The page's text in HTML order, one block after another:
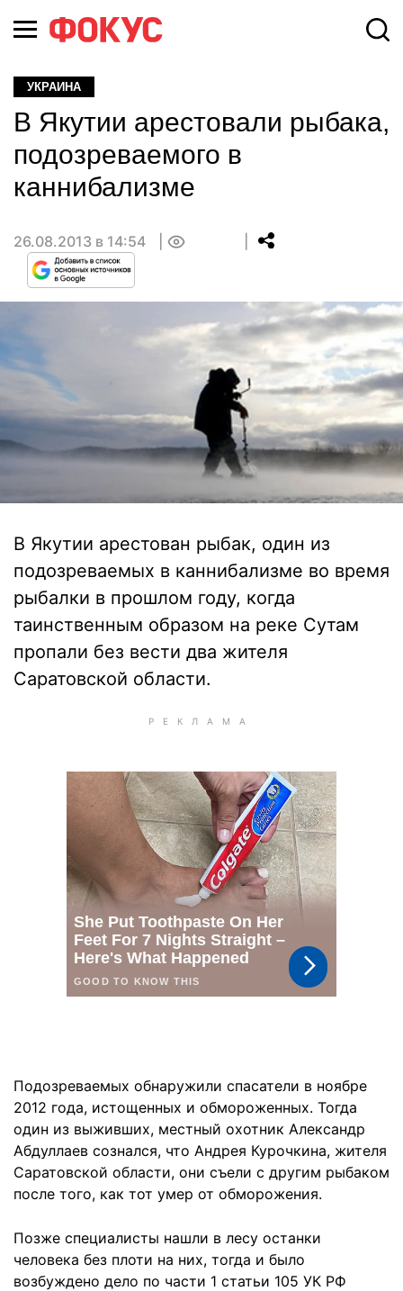
УКРАИНА
В Якутии арестовали рыбака,
подозреваемого в
каннибализме
26.08.2013 в 14:54
В Якутии арестован рыбак, один из
подозреваемых в каннибализме во время
рыбалки в прошлом году, когда
таинственным образом на реке Сутам
пропали без вести два жителя
Саратовской области.
Подозреваемых обнаружили спасатели в ноябре
2012 года, истощенных и обмороженных. Тогда
один из выживших, местный охотник Александр
Абдуллаев сознался, что Андрея Курочкина, жителя
Саратовской области, они съели с другим рыбаком
после того, как тот умер от обморожения.
Позже специалисты нашли в лесу останки
человека без плоти на них, тогда и было
возбуждено дело по части 1 статьи 105 УК РФ